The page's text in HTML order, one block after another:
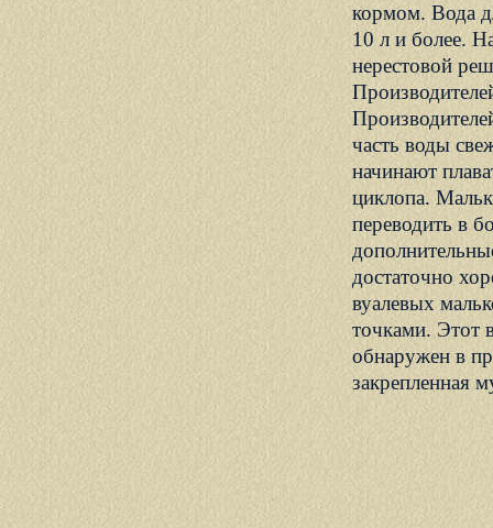
кормом. Вода
10 л и более.
нерестовой
часть воды
начинают
циклопа.
переводить в
достаточно
вуалевых
точками. Этот
обнаружен в
закрепленная